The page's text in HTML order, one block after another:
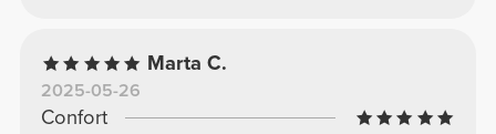
Marta C.
2025-05-26
Confort